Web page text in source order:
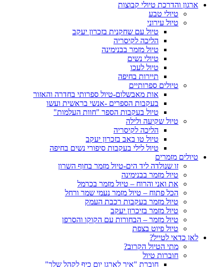
ארגון והדרכת טיולי קבוצות
טיולי טבע
טיול עירוני
טיול עם שחקנית בזכרון יעקב
הליכה לקיסריה
טיול מזמר בבנימינה
טיולי נשים
טיול לעכו
תיירות בחיפה
טיולים ספרותיים
אות מאבשלום-טיול ספרותי בחדרה והאזור
בעקבות הספרים -אנשי בראשית ועשו
טיול בעקבות הספר "חוות העלמות"
טיול שקיעה ולילה
הליכה לקיסריה
טיול טו באב בזכרון יעקב
טיול לילי בעקבות סיפורי נשים בחיפה
טיולים מזמרים
זו שנולדה ליד הים-טיול מזמר בחוף השרון
טיול מזמר בבנימינה
את ואני והרוח – טיול מזמר בכרמל
הכל פתוח – טיול מזמר נעמי שמר ורחל
טיול מזמר בעקבות רכבת העמק
טיול מזמר בזיכרון יעקב
טיול מזמר – הבחורות עם הקוקו והסרפן
טיול פיוט בצפת
לאן כדאי לטייל?
מתי הטיול הקרוב?
חוברות טיול
חוברת "איך לארגן יום כיף לקהל שלך"